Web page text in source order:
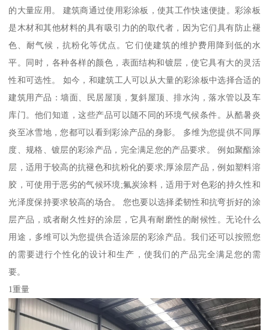
的大量应用。 建筑商通过使用彩涂板，使其工作快速便捷。彩涂板
是木材和其他材料的具有吸引力的的取代者，因为它们具有防止褪
色、耐气候，抗粉化等优点。它们使建筑的维护费用降到低的水
平。同时，各种各样的颜色，表面结构和镀层，使它具有大的灵活
性和可选性。 如今，和建筑工人可以从大量的彩涂板中选择合适的
建筑用产品：墙面、民居屋顶，复斜屋顶、排水沟，落水管以及车
库门。他们知道，这些产品可以随不同的环境气候条件。从酷暑炎
炎至冰雪地，您都可以看到彩涂产品的身影。 多维为您提供不同厚
度、规格、镀层的彩涂产品，完全满足您的产品要求。 例如聚酯涂
层，适用于较高的抗褪色和抗粉化的要求;厚涂层产品，例如塑料溶
胶，可使用于恶劣的气候环境;氟炭涂料，适用于对色彩的持久性和
光泽度保持要求较高的场合。 您也要以选择柔韧性和抗弯折好的涂
层产品，或者耐久性好的涂层，它具有耐磨性的耐候性。无论什么
用途，多维可以为您提供合适涂层的彩涂产品。我们还可以按照您
的需要进行个性化的设计和生产，使我们的产品完全满足您的需
要。
1重量